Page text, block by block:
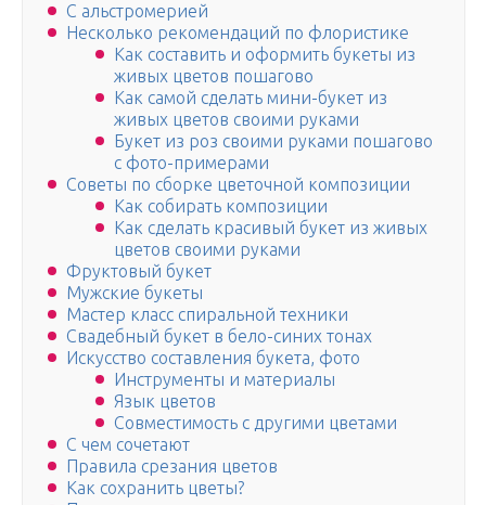
С альстромерией
Несколько рекомендаций по флористике
Как составить и оформить букеты из
живых цветов пошагово
Как самой сделать мини-букет из
живых цветов своими руками
Букет из роз своими руками пошагово
с фото-примерами
Советы по сборке цветочной композиции
Как собирать композиции
Как сделать красивый букет из живых
цветов своими руками
Фруктовый букет
Мужские букеты
Мастер класс спиральной техники
Свадебный букет в бело-синих тонах
Искусство составления букета, фото
Инструменты и материалы
Язык цветов
Совместимость с другими цветами
С чем сочетают
Правила срезания цветов
Как сохранить цветы?